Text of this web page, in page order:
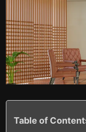
Table of